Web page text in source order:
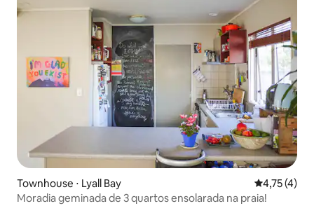
Townhouse ⋅ Lyall Bay 4,75 de
4,75 (4)
Moradia geminada de 3 quartos ensolarada na praia!